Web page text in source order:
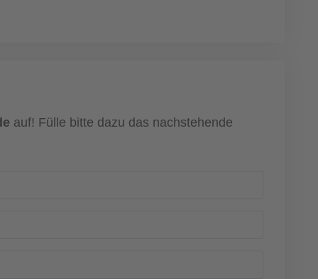
auf! Fülle bitte dazu das nachstehende